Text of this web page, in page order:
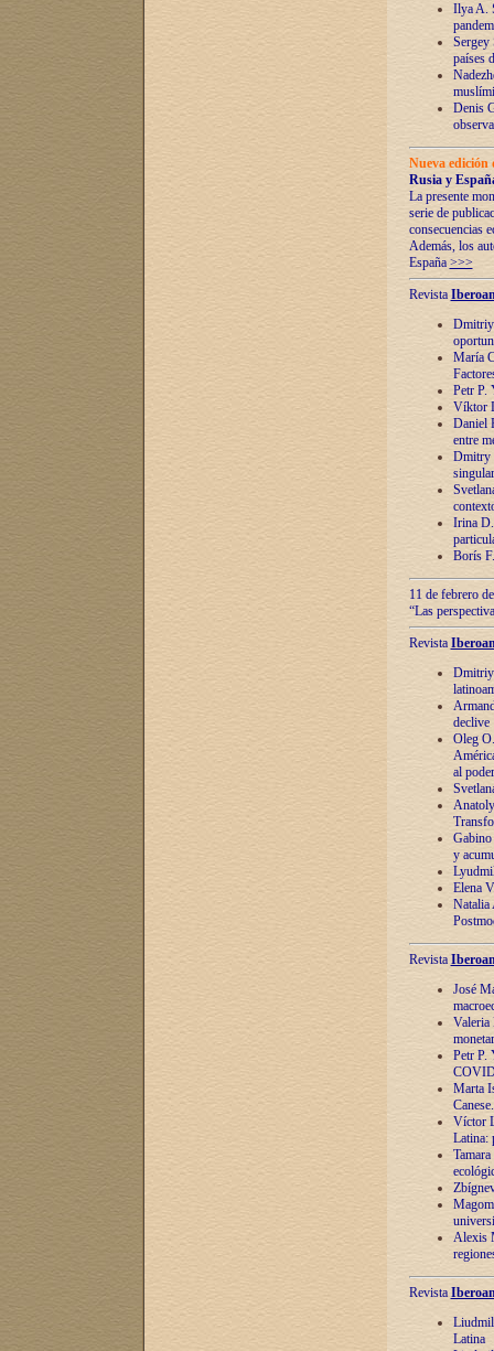
Ilya A.
Sergey
países
Denis
Nueva
Rusia y
La presente
serie de
consecuencias
Además, los
España >>>
Revista
Dmitriy
María
Petr P.
Víktor
Daniel
entre
Dmitry
Irina
Borís
11 de febrero
“Las
Revista
Dmitriy
declive
Oleg
al poder
y
Elena
Natalia
Revista
José
Valeria
Petr P.
Marta
Víctor
Latina:
Alexis
Revista
Latina